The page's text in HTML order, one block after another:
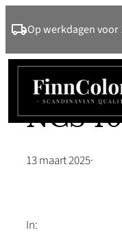
naar
de
inhoud
Op werkdagen voor
NCS
13 maart 2025·
In: